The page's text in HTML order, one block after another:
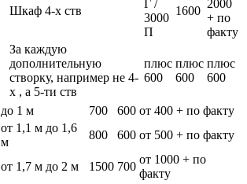
Шкаф 4-х ств
Г /
3000
П
1600
2000
+ по
факту
За каждую
дополнительную
створку, например не 4-
х , а 5-ти ств
плюс
600
плюс
600
плюс
600
до 1 м 700 600 от 400 + по факту
от 1,1 м до 1,6
м
800 600 от 500 + по факту
от 1,7 м до 2 м 1500 700
от 1000 + по
факту